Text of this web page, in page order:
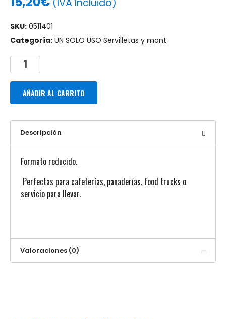
(IVA Incluido)
SKU: 0511401
Categoría: UN SOLO USO Servilletas y mant
AÑADIR AL CARRITO
Descripción
Formato reducido.
Perfectas para cafeterías, panaderías, food trucks o
servicio para llevar.
Valoraciones (0)